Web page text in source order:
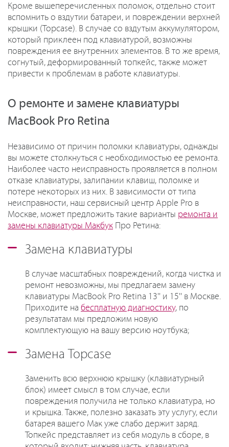
Кроме вышеперечисленных поломок, отдельно стоит
вспомнить о вздутии батареи, и повреждении верхней
крышки (Topcase). В случае со вздутым аккумулятором,
который приклеен под клавиатурой, возможны
повреждения ее внутренних элементов. В то же время,
согнутый, деформированный топкейс, также может
привести к проблемам в работе клавиатуры.
О ремонте и замене клавиатуры
MacBook Pro Retina
Независимо от причин поломки клавиатуры, однажды
вы можете столкнуться с необходимостью ее ремонта.
Наиболее часто неисправность проявляется в полном
отказе клавиатуры, залипании клавиш, поломке и
потере некоторых из них. В зависимости от типа
неисправности, наш сервисный центр Apple Pro в
Москве, может предложить такие варианты ремонта и
замены клавиатуры Макбук Про Ретина:
Замена клавиатуры
В случае масштабных повреждений, когда чистка и
ремонт невозможны, мы предлагаем замену
клавиатуры MacBook Pro Retina 13'' и 15'' в Москве.
Приходите на бесплатную диагностику, по
результатам мы предложим новую
комплектующую на вашу версию ноутбука;
Замена Topcase
Заменить всю верхнюю крышку (клавиатурный
блок) имеет смысл в том случае, если
повреждения получила не только клавиатура, но
и крышка. Также, полезно заказать эту услугу, если
батарея вашего Мак уже слабо держит заряд.
Топкейс представляет из себя модуль в сборе, в